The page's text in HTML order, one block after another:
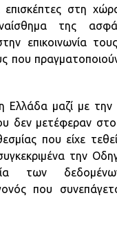
επισκέπτες στη
της
επικοινωνία
που
Ελλάδα μαζί με την
δεν μετέφεραν στο
που είχε
την
των
που